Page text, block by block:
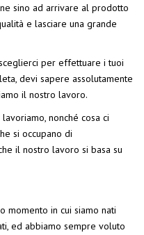
sino ad arrivare al prodotto
e lasciare una grande
per effettuare i tuoi
devi sapere assolutamente
il nostro lavoro.
nonché cosa ci
si occupano di
il nostro lavoro si basa su
momento in cui siamo nati
ed abbiamo sempre voluto